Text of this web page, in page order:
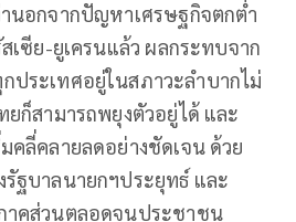
นอกจากปัญหาเศรษฐกิจตกต่ำ
เซีย-ยูเครนแล้ว ผลกระทบจาก
ประเทศอยู่ในสภาวะลำบากไม่
ยก็สามารถพยุงตัวอยู่ได้ และ
คลี่คลายลดอย่างชัดเจน ด้วย
ฐบาลนายกฯประยุทธ์ และ
าคส่วนตลอดจนประชาชน